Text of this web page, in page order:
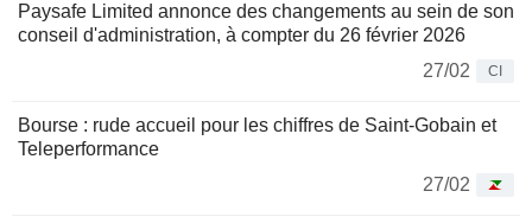
Paysafe Limited annonce des changements au sein de son
conseil d'administration, à compter du 26 février 2026
27/02
CI
Bourse : rude accueil pour les chiffres de Saint-Gobain et
Teleperformance
27/02